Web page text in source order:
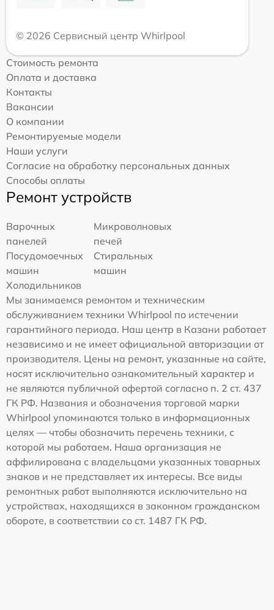
© 2026 Сервисный центр Whirlpool
Стоимость ремонта
Оплата и доставка
Контакты
Вакансии
О компании
Ремонтируемые модели
Наши услуги
Согласие на обработку персональных данных
Способы оплаты
Ремонт устройств
Варочных
панелей
Микроволновых
печей
Посудомоечных
машин
Стиральных
машин
Холодильников
Мы занимаемся ремонтом и техническим
обслуживанием техники Whirlpool по истечении
гарантийного периода. Наш центр в Казани работает
независимо и не имеет официальной авторизации от
производителя. Цены на ремонт, указанные на сайте,
носят исключительно ознакомительный характер и
не являются публичной офертой согласно п. 2 ст. 437
ГК РФ. Названия и обозначения торговой марки
Whirlpool упоминаются только в информационных
целях — чтобы обозначить перечень техники, с
которой мы работаем. Наша организация не
аффилирована с владельцами указанных товарных
знаков и не представляет их интересы. Все виды
ремонтных работ выполняются исключительно на
устройствах, находящихся в законном гражданском
обороте, в соответствии со ст. 1487 ГК РФ.